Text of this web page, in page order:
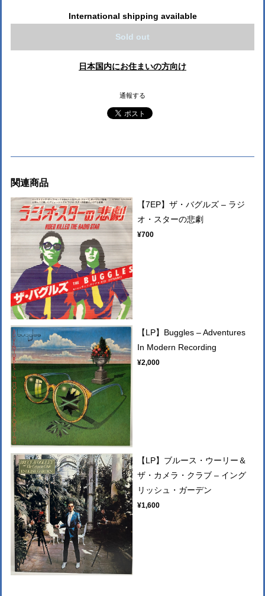
International shipping available
Sold out
日本国内にお住まいの方向け
通報する
関連商品
【7EP】ザ・バグルズ – ラジ
オ・スターの悲劇
¥700
【LP】Buggles ‎– Adventures
In Modern Recording
¥2,000
【LP】ブルース・ウーリー＆
ザ・カメラ・クラブ – イング
リッシュ・ガーデン
¥1,600